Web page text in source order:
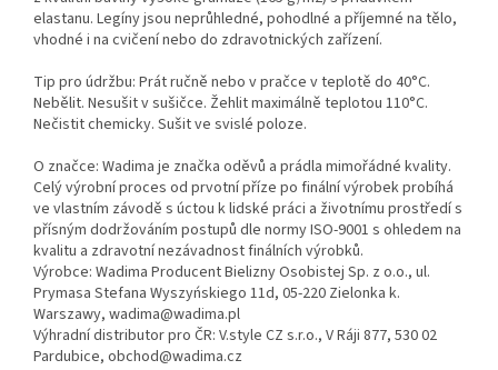
elastanu. Legíny jsou neprůhledné, pohodlné a příjemné na tělo,
vhodné i na cvičení nebo do zdravotnických zařízení.
Tip pro údržbu: Prát ručně nebo v pračce v teplotě do 40°C.
Nebělit. Nesušit v sušičce. Žehlit maximálně teplotou 110°C.
Nečistit chemicky. Sušit ve svislé poloze.
O značce: Wadima je značka oděvů a prádla mimořádné kvality.
Celý výrobní proces od prvotní příze po finální výrobek probíhá
ve vlastním závodě s úctou k lidské práci a životnímu prostředí s
přísným dodržováním postupů dle normy ISO-9001 s ohledem na
kvalitu a zdravotní nezávadnost finálních výrobků.
Výrobce: Wadima Producent Bielizny Osobistej Sp. z o.o., ul.
Prymasa Stefana Wyszyńskiego 11d, 05-220 Zielonka k.
Warszawy, wadima@wadima.pl
Výhradní distributor pro ČR: V.style CZ s.r.o., V Ráji 877, 530 02
Pardubice, obchod@wadima.cz